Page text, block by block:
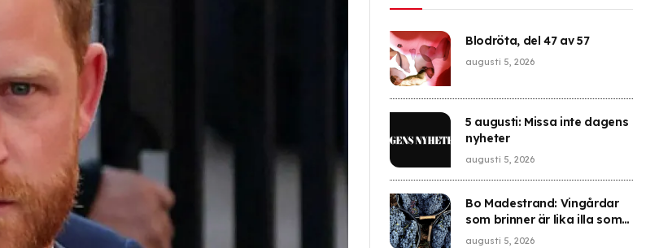
Blodröta, del 47 av 57
augusti 5, 2026
5 augusti: Missa inte dagens
nyheter
augusti 5, 2026
Bo Madestrand: Vingårdar
som brinner är lika illa som
Notre-Dames förstörelse
augusti 5, 2026